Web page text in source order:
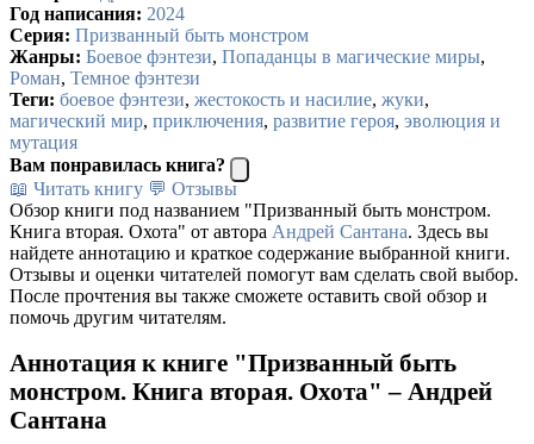
Год написания: 2024
Серия: Призванный быть монстром
Жанры: Боевое фэнтези, Попаданцы в магические миры,
Роман, Темное фэнтези
Теги: боевое фэнтези, жестокость и насилие, жуки,
магический мир, приключения, развитие героя, эволюция и
мутация
Вам понравилась книга?
📖 Читать книгу 💬 Отзывы
Обзор книги под названием "Призванный быть монстром.
Книга вторая. Охота" от автора Андрей Сантана. Здесь вы
найдете аннотацию и краткое содержание выбранной книги.
Отзывы и оценки читателей помогут вам сделать свой выбор.
После прочтения вы также сможете оставить свой обзор и
помочь другим читателям.
Аннотация к книге "Призванный быть
монстром. Книга вторая. Охота" – Андрей
Сантана